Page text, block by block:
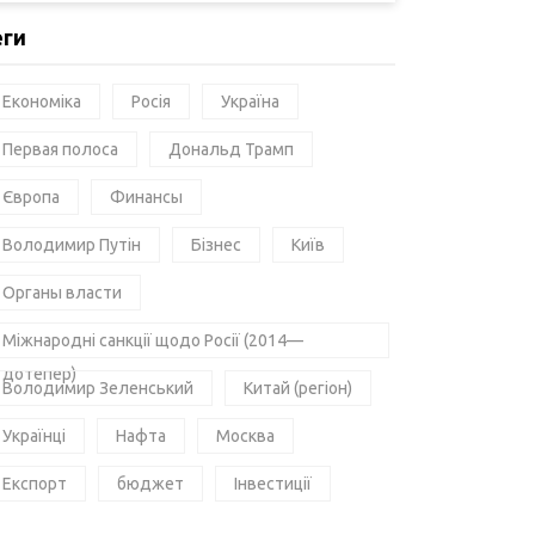
Економіка Росія Україна
Первая полоса Дональд Трамп
Європа Финансы
Володимир Путін Бізнес Київ
Органы власти
Міжнародні санкції щодо Росії (2014—
дотепер)
Володимир Зеленський Китай (регіон)
Українці Нафта Москва
Експорт бюджет Інвестиції